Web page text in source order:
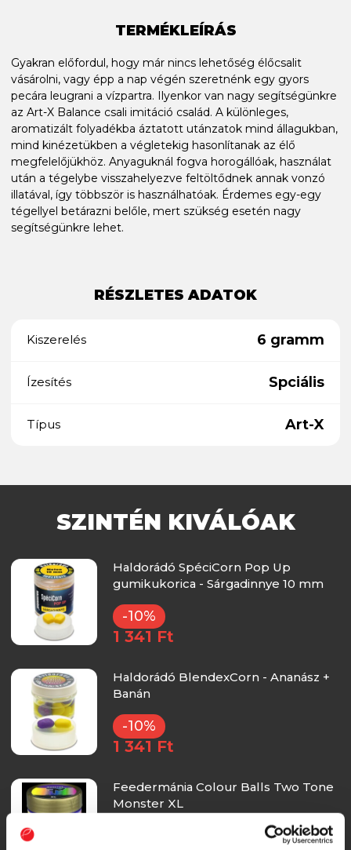
TERMÉKLEÍRÁS
Gyakran előfordul, hogy már nincs lehetőség élőcsalit
vásárolni, vagy épp a nap végén szeretnénk egy gyors
pecára leugrani a vízpartra. Ilyenkor van nagy segítségünkre
az Art-X Balance csali imitáció család. A különleges,
aromatizált folyadékba áztatott utánzatok mind állagukban,
mind kinézetükben a végletekig hasonlítanak az élő
megfelelőjükhöz. Anyaguknál fogva horogállóak, használat
után a tégelybe visszahelyezve feltöltődnek annak vonzó
illatával, így többször is használhatóak. Érdemes egy-egy
tégellyel betárazni belőle, mert szükség esetén nagy
segítségünkre lehet.
RÉSZLETES ADATOK
Kiszerelés 6 gramm
Ízesítés Spciális
Típus Art-X
SZINTÉN KIVÁLÓAK
Haldorádó SpéciCorn Pop Up
gumikukorica - Sárgadinnye 10 mm
-10%
1 341 Ft
Haldorádó BlendexCorn - Ananász +
Banán
-10%
1 341 Ft
Feedermánia Colour Balls Two Tone
Monster XL